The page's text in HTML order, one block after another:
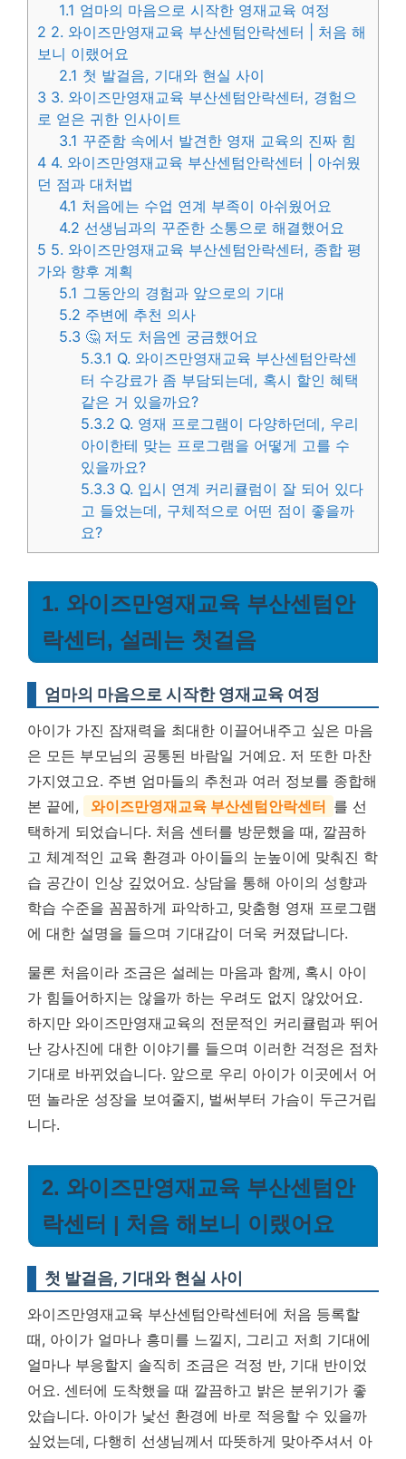
1.1 엄마의 마음으로 시작한 영재교육 여정
2 2. 와이즈만영재교육 부산센텀안락센터 | 처음 해
보니 이랬어요
2.1 첫 발걸음, 기대와 현실 사이
3 3. 와이즈만영재교육 부산센텀안락센터, 경험으
로 얻은 귀한 인사이트
3.1 꾸준함 속에서 발견한 영재 교육의 진짜 힘
4 4. 와이즈만영재교육 부산센텀안락센터 | 아쉬웠
던 점과 대처법
4.1 처음에는 수업 연계 부족이 아쉬웠어요
4.2 선생님과의 꾸준한 소통으로 해결했어요
5 5. 와이즈만영재교육 부산센텀안락센터, 종합 평
가와 향후 계획
5.1 그동안의 경험과 앞으로의 기대
5.2 주변에 추천 의사
5.3 🤔 저도 처음엔 궁금했어요
5.3.1 Q. 와이즈만영재교육 부산센텀안락센
터 수강료가 좀 부담되는데, 혹시 할인 혜택
같은 거 있을까요?
5.3.2 Q. 영재 프로그램이 다양하던데, 우리
아이한테 맞는 프로그램을 어떻게 고를 수
있을까요?
5.3.3 Q. 입시 연계 커리큘럼이 잘 되어 있다
고 들었는데, 구체적으로 어떤 점이 좋을까
요?
1. 와이즈만영재교육 부산센텀안
락센터, 설레는 첫걸음
엄마의 마음으로 시작한 영재교육 여정
아이가 가진 잠재력을 최대한 이끌어내주고 싶은 마음
은 모든 부모님의 공통된 바람일 거예요. 저 또한 마찬
가지였고요. 주변 엄마들의 추천과 여러 정보를 종합해
본 끝에,
와이즈만영재교육 부산센텀안락센터 를 선
택하게 되었습니다. 처음 센터를 방문했을 때, 깔끔하
고 체계적인 교육 환경과 아이들의 눈높이에 맞춰진 학
습 공간이 인상 깊었어요. 상담을 통해 아이의 성향과
학습 수준을 꼼꼼하게 파악하고, 맞춤형 영재 프로그램
에 대한 설명을 들으며 기대감이 더욱 커졌답니다.
물론 처음이라 조금은 설레는 마음과 함께, 혹시 아이
가 힘들어하지는 않을까 하는 우려도 없지 않았어요.
하지만 와이즈만영재교육의 전문적인 커리큘럼과 뛰어
난 강사진에 대한 이야기를 들으며 이러한 걱정은 점차
기대로 바뀌었습니다. 앞으로 우리 아이가 이곳에서 어
떤 놀라운 성장을 보여줄지, 벌써부터 가슴이 두근거립
니다.
2. 와이즈만영재교육 부산센텀안
락센터 | 처음 해보니 이랬어요
첫 발걸음, 기대와 현실 사이
와이즈만영재교육 부산센텀안락센터에 처음 등록할
때, 아이가 얼마나 흥미를 느낄지, 그리고 저희 기대에
얼마나 부응할지 솔직히 조금은 걱정 반, 기대 반이었
어요. 센터에 도착했을 때 깔끔하고 밝은 분위기가 좋
았습니다. 아이가 낯선 환경에 바로 적응할 수 있을까
싶었는데, 다행히 선생님께서 따뜻하게 맞아주셔서 아